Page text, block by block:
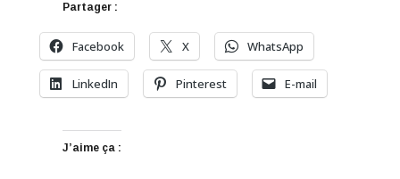
Partager :
Facebook X WhatsApp
LinkedIn Pinterest E-mail
J’aime ça :